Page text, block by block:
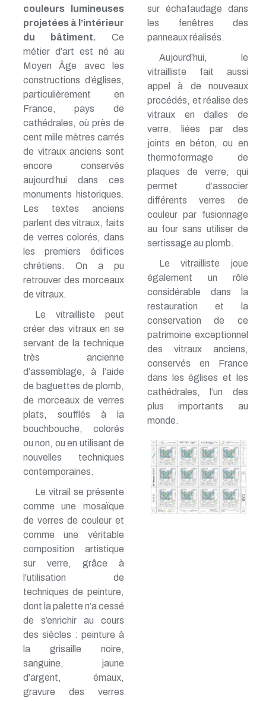
couleurs lumineuses
projetées à l’intérieur
du bâtiment. Ce
métier d’art est né au
Moyen Âge avec les
constructions d’églises,
particulièrement en
France, pays de
cathédrales, où près de
cent mille mètres carrés
de vitraux anciens sont
encore conservés
aujourd’hui dans ces
monuments historiques.
Les textes anciens
parlent des vitraux, faits
de verres colorés, dans
les premiers édifices
chrétiens. On a pu
retrouver des morceaux
de vitraux.
Le vitrailliste peut
créer des vitraux en se
servant de la technique
très ancienne
d’assemblage, à l’aide
de baguettes de plomb,
de morceaux de verres
plats, soufflés à la
bouchbouche, colorés
ou non, ou en utilisant de
nouvelles techniques
contemporaines.
Le vitrail se présente
comme une mosaïque
de verres de couleur et
comme une véritable
composition artistique
sur verre, grâce à
l’utilisation de
techniques de peinture,
dont la palette n’a cessé
de s’enrichir au cours
des siècles : peinture à
la grisaille noire,
sanguine, jaune
d’argent, émaux,
gravure des verres
sur échafaudage dans
les fenêtres des
panneaux réalisés.
Aujourd’hui, le
vitrailliste fait aussi
appel à de nouveaux
procédés, et réalise des
vitraux en dalles de
verre, liées par des
joints en béton, ou en
thermoformage de
plaques de verre, qui
permet d’associer
différents verres de
couleur par fusionnage
au four sans utiliser de
sertissage au plomb.
Le vitrailliste joue
également un rôle
considérable dans la
restauration et la
conservation de ce
patrimoine exceptionnel
des vitraux anciens,
conservés en France
dans les églises et les
cathédrales, l’un des
plus importants au
monde.